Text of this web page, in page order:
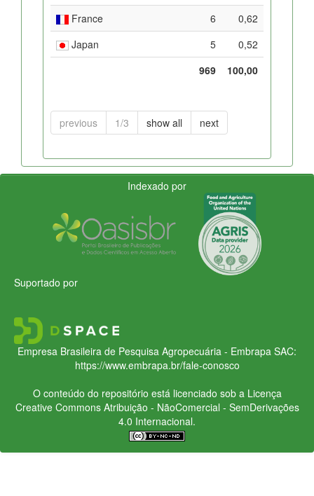
France
6
0,62
Japan
5
0,52
969
100,00
previous 1/3 show all next
Indexado por
Suportado por
Empresa Brasileira de Pesquisa Agropecuária - Embrapa SAC:
https://www.embrapa.br/fale-conosco
O conteúdo do repositório está licenciado sob a Licença
Creative CommonsAtribuição - NãoComercial - SemDerivações
4.0 Internacional.